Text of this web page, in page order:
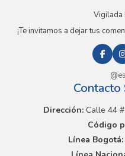
Vigilada
¡Te invitamos a dejar tus
Contacto
Dirección:Calle 44 #
Código
Línea Bogotá: